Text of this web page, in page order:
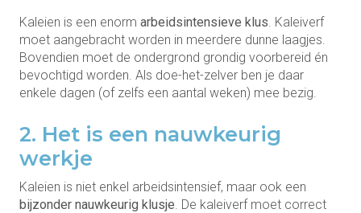
Kaleien is een enorm arbeidsintensieve klus . Kaleiverf
moet aangebracht worden in meerdere dunne laagjes.
Bovendien moet de ondergrond grondig voorbereid én
bevochtigd worden. Als doe-het-zelver ben je daar
enkele dagen (of zelfs een aantal weken) mee bezig.
2. Het is een nauwkeurig
werkje
Kaleien is niet enkel arbeidsintensief, maar ook een
bijzonder nauwkeurig klusje . De kaleiverf moet correct